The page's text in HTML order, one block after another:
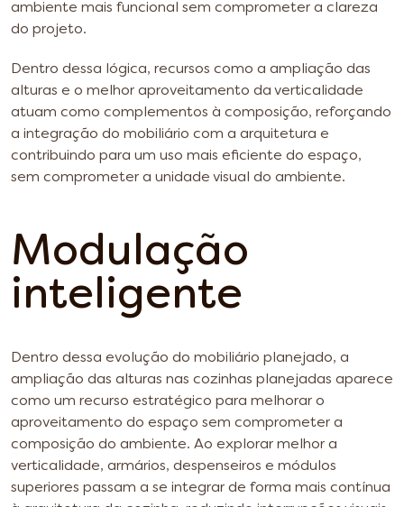
ambiente mais funcional sem comprometer a clareza
do projeto.
Dentro dessa lógica, recursos como a ampliação das
alturas e o melhor aproveitamento da verticalidade
atuam como complementos à composição, reforçando
a integração do mobiliário com a arquitetura e
contribuindo para um uso mais eficiente do espaço,
sem comprometer a unidade visual do ambiente.
Modulação
inteligente
Dentro dessa evolução do mobiliário planejado, a
ampliação das alturas nas cozinhas planejadas aparece
como um recurso estratégico para melhorar o
aproveitamento do espaço sem comprometer a
composição do ambiente. Ao explorar melhor a
verticalidade, armários, despenseiros e módulos
superiores passam a se integrar de forma mais contínua